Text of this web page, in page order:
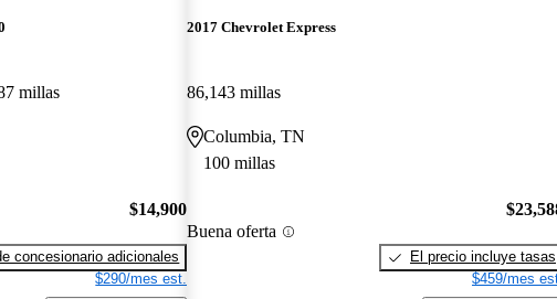
millas
$14,900
concesionario adicionales
$290/mes est.
2017 Chevrolet Express
86,143 millas
Columbia, TN
100 millas
Buena oferta
El precio incluye tasas
$459/mes